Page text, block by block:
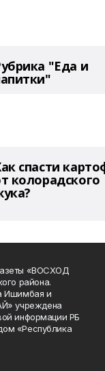
"Еда и
спасти
колорадского
«ВОСХОД
района.
Ишимбая и
учреждена
информации РБ
«Республика